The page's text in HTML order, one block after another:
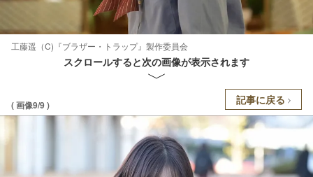
工藤遥（C)『ブラザー・トラップ』製作委員会
スクロールすると次の画像が表示されます
( 画像9/9 ) 記事に戻る